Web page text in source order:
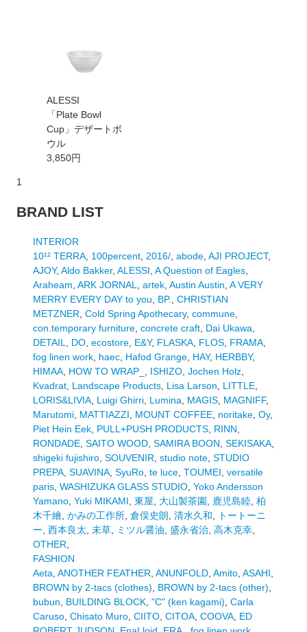
ALESSI
「Plate Bowl
Cup」デザートボ
ウル
3,850円
1
BRAND LIST
INTERIOR
10¹² TERRA, 100percent, 2016/, abode, AJI PROJECT,
AJOY, Aldo Bakker, ALESSI A Question of Eagles,
Araheam ARK JORNAL artek, Austin Austin A VERY
MERRY EVERY DAY to you
BP.
CHRISTIAN
METZNER Cold Spring Apothecary, commune,
con.temporary furniture, concrete craft, Dai Ukawa
DETAIL
DO, ecostore, E&Y, FLASKA, FLOS, FRAMA,
fog linen work, haec, Hafod Grange, HAY, HERBBY,
HIMAA, HOW TO WRAP_ ISHIZO, Jochen Holz,
Kvadrat, Landscape Products, Lisa Larson LITTLE,
LORIS&LIVIA, Luigi Ghirri, Lumina MAGIS, MAGNIFF,
Marutomi, MATTIAZZI MOUNT COFFEE, noritake, Oy,
Piet Hein Eek, PULL+PUSH PRODUCTS, RINN
RONDADE, SAITO WOOD, SAMIRA BOON SEKISAKA,
shigeki fujishiro, SOUVENIR studio note, STUDIO
PREPA, SUAVINA, SyuRo, te luce, TOUMEI versatile
paris, WASHIZUKA GLASS STUDIO, Yoko Andersson
Yamano, Yuki MIKAMI 東屋 大山製茶園 鹿児島睦, 柏
木千繪, かみの工作所, 倉俣史朗 清水久和
トートーニ
ー 西本良太 未草, ミツル醤油 盛永省治, 高木克幸,
OTHER
FASHION
Aeta ANOTHER FEATHER ANUNFOLD, Amito, ASAHI
BROWN by 2-tacs (clothes)
BROWN by 2-tacs (other)
bubun
BUILDING BLOCK, "C" (ken kagami) Carla
Caruso, Chisato Muro, CIITO, CITOA, COOVA, ED